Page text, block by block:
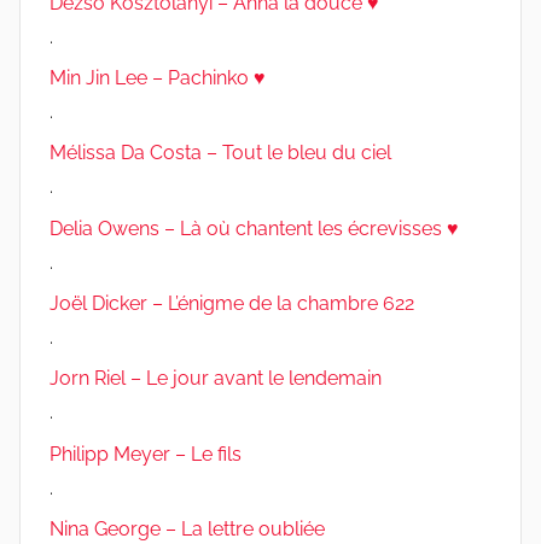
.
Min Jin Lee – Pachinko ♥
.
Mélissa Da Costa – Tout le bleu du ciel
.
Delia Owens – Là où chantent les écrevisses ♥
.
Joël Dicker – L’énigme de la chambre 622
.
Jorn Riel – Le jour avant le lendemain
.
Philipp Meyer – Le fils
.
Nina George – La lettre oubliée